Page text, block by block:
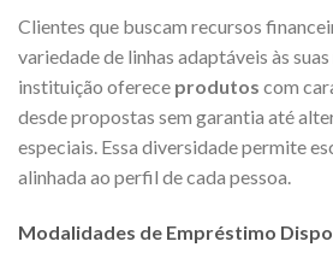
Clientes que buscam recursos
variedade de linhas adaptáveis às
instituição oferece produtos com
desde propostas sem garantia até
especiais. Essa diversidade permite
alinhada ao perfil de cada pessoa.
Modalidades de Empréstimo